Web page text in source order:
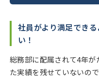
社員がより満足でき
い！
総務部に配属されて4年が
た実績を残せていないの